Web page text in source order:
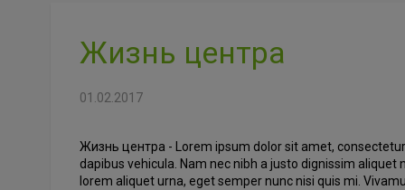
Жизнь центра
01.02.2017
Жизнь центра - Lorem ipsum dolor sit amet,
dapibus vehicula. Nam nec nibh a justo dignissim
lorem aliquet urna, eget semper nunc nisi quis mi.